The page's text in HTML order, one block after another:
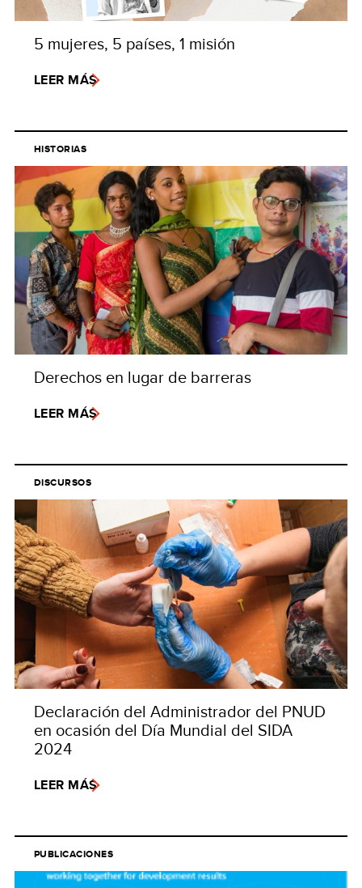
5 mujeres, 5 países, 1 misión
LEER MÁS
HISTORIAS
Derechos en lugar de barreras
LEER MÁS
DISCURSOS
Declaración del Administrador del PNUD
en ocasión del Día Mundial del SIDA
2024
LEER MÁS
PUBLICACIONES